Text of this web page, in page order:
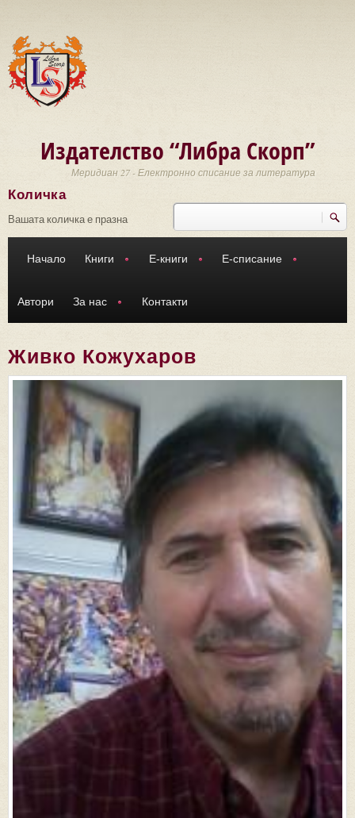
Издателство “Либра Скорп”
Меридиан 27 - Електронно списание за литература
Търси
Количка
Вашата количка е празна
Начало Книги Е-книги Е-списание
Автори За нас Контакти
Живко Кожухаров